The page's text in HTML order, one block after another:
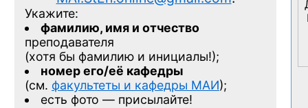
Укажите:
фамилию, имя и отчество
преподавателя
(хотя бы фамилию и инициалы!);
номер его/её кафедры
(см. факультеты и кафедры МАИ);
есть фото — присылайте!